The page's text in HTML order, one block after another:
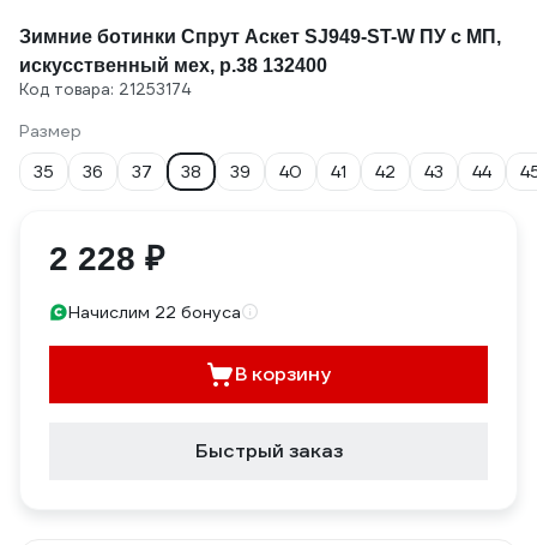
Зимние ботинки Спрут Аскет SJ949-ST-W ПУ с МП,
искусственный мех, р.38 132400
Код товара: 21253174
Размер
35
36 37 38 39 40 41 42 43 44
2 228 ₽
Начислим 22 бонуса
В корзину
Быстрый заказ